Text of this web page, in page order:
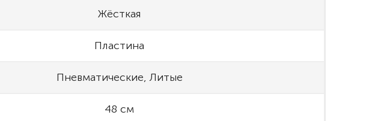
Жёсткая
Пластина
Пневматические, Литые
48 см